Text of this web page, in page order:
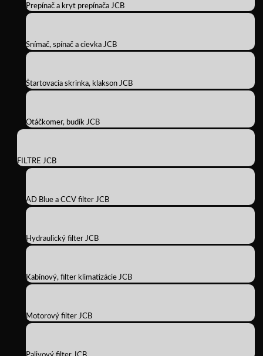
Prepínač a kryt prepínača JCB
Snímač, spínač a cievka JCB
Štartovacia skrinka, klakson JCB
Otáčkomer, budík JCB
FILTRE JCB
AD Blue a CCV filter JCB
Hydraulický filter JCB
Kabínový, filter klimatizácie JCB
Motorový filter JCB